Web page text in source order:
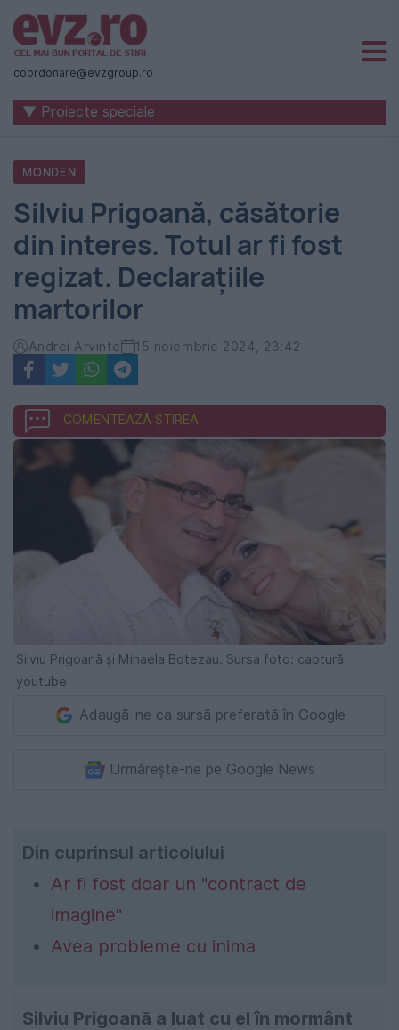
Știri
naționale
internaționale
România
-
Evenimentul
Zilei
coordonare@evzgroup.ro
▼ Proiecte speciale
MONDEN
Silviu Prigoană, căsătorie
din interes. Totul ar fi fost
regizat. Declarațiile
martorilor
Andrei Arvinte 15 noiembrie 2024, 23:42
COMENTEAZĂ ȘTIREA
Silviu Prigoană și Mihaela Botezau. Sursa foto: captură
youtube
Adaugă-ne ca sursă preferată în Google
Urmărește-ne pe Google News
Din cuprinsul articolului
Ar fi fost doar un "contract de
imagine"
Avea probleme cu inima
Silviu Prigoană a luat cu el în mormânt